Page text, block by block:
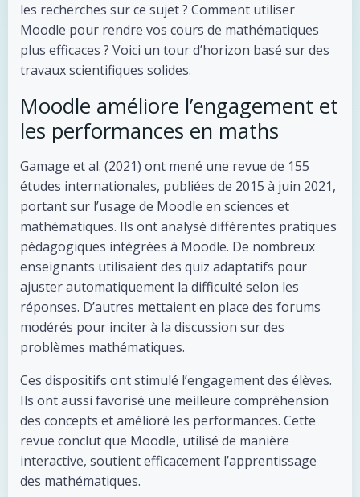
les recherches sur ce sujet ? Comment utiliser
Moodle pour rendre vos cours de mathématiques
plus efficaces ? Voici un tour d’horizon basé sur des
travaux scientifiques solides.
Moodle améliore l’engagement et
les performances en maths
Gamage et al. (2021) ont mené une revue de 155
études internationales, publiées de 2015 à juin 2021,
portant sur l’usage de Moodle en sciences et
mathématiques. Ils ont analysé différentes pratiques
pédagogiques intégrées à Moodle. De nombreux
enseignants utilisaient des quiz adaptatifs pour
ajuster automatiquement la difficulté selon les
réponses. D’autres mettaient en place des forums
modérés pour inciter à la discussion sur des
problèmes mathématiques.
Ces dispositifs ont stimulé l’engagement des élèves.
Ils ont aussi favorisé une meilleure compréhension
des concepts et amélioré les performances. Cette
revue conclut que Moodle, utilisé de manière
interactive, soutient efficacement l’apprentissage
des mathématiques.